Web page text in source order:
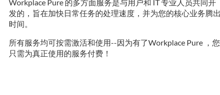
Workplace Pure 的多方面服务是与用户和 IT 专业人员共同开
发的，旨在加快日常任务的处理速度，并为您的核心业务腾
时间。
所有服务均可按需激活和使用--因为有了Workplace Pure ，您
只需为真正使用的服务付费！